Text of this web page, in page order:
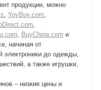
продукции, можно
YoyBuy.com
BuyChina.com и
начиная от
электроники до одежды,
а также игрушки,
– низкие цены и